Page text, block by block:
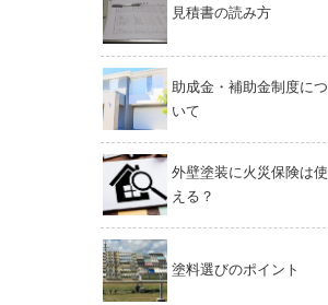
見積書の読み方
助成金・補助金制度につ
いて
外壁塗装に火災保険は使
える？
塗料選びのポイント